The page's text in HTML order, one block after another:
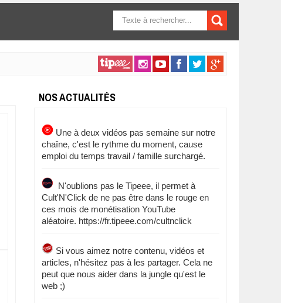
FORMULAIRE DE
RECHERCHE
NOS ACTUALITÉS
Une à deux vidéos pas semaine sur notre
chaîne, c'est le rythme du moment, cause
emploi du temps travail / famille surchargé.
N'oublions pas le Tipeee, il permet à
Cult'N'Click de ne pas être dans le rouge en
ces mois de monétisation YouTube
aléatoire. https://fr.tipeee.com/cultnclick
Si vous aimez notre contenu, vidéos et
articles, n'hésitez pas à les partager. Cela ne
peut que nous aider dans la jungle qu'est le
web ;)